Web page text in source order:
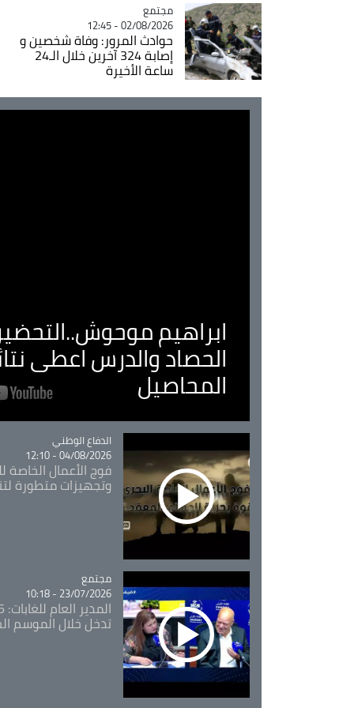
Catégorie
مجتمع
02/08/2026 - 12:45
حوادث المرور: وفاة شخصين و
إصابة 324 آخرين خلال الـ24
ساعة الأخيرة
ابراهيم
الحصاد والدرس اعطى
المحاصيل
Catégorie
الدفاع الوطني
04/08/2026 - 12:10
فوج الأعمال الخاصة
وتجهيزات متطورة
Catégorie
مجتمع
23/07/2026 - 10:18
تدخل خلال الموسم